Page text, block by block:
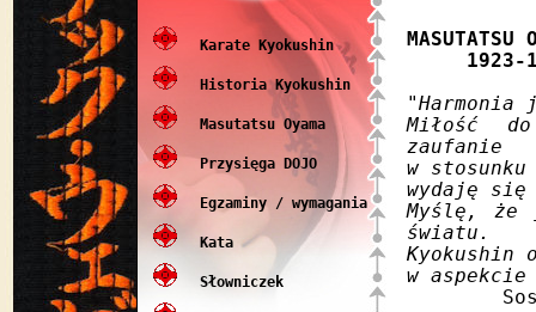
Karate Kyokushin
Historia Kyokushin
Masutatsu Oyama
Przysięga DOJO
Egzaminy / wymagania
Kata
Słowniczek
MASUTATSU
1923-
"Harmonia
Miłość
zaufanie
w
wydaję się
Myślę, że
światu.
Kyokushin
w aspekcie
Sosai